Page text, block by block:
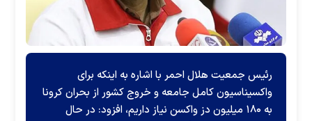
رئیس جمعیت هلال احمر با اشاره به اینکه برای
واکسیناسیون کامل جامعه و خروج کشور از بحران کرونا
به ۱۸۰ میلیون دز واکسن نیاز داریم، افزود: در حال